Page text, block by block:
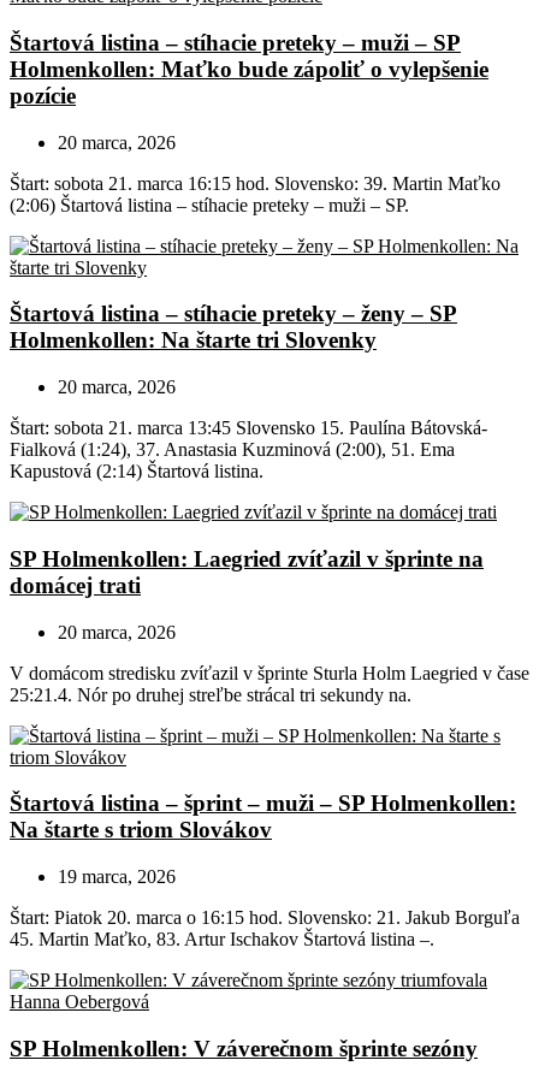
Štartová listina – stíhacie preteky – muži – SP
Holmenkollen: Maťko bude zápoliť o vylepšenie
pozície
20 marca, 2026
Štart: sobota 21. marca 16:15 hod. Slovensko: 39. Martin Maťko
(2:06) Štartová listina – stíhacie preteky – muži – SP.
Štartová listina – stíhacie preteky – ženy – SP
Holmenkollen: Na štarte tri Slovenky
20 marca, 2026
Štart: sobota 21. marca 13:45 Slovensko 15. Paulína Bátovská-
Fialková (1:24), 37. Anastasia Kuzminová (2:00), 51. Ema
Kapustová (2:14) Štartová listina.
SP Holmenkollen: Laegried zvíťazil v šprinte na
domácej trati
20 marca, 2026
V domácom stredisku zvíťazil v šprinte Sturla Holm Laegried v čase
25:21.4. Nór po druhej streľbe strácal tri sekundy na.
Štartová listina – šprint – muži – SP Holmenkollen:
Na štarte s triom Slovákov
19 marca, 2026
Štart: Piatok 20. marca o 16:15 hod. Slovensko: 21. Jakub Borguľa
45. Martin Maťko, 83. Artur Ischakov Štartová listina –.
SP Holmenkollen: V záverečnom šprinte sezóny